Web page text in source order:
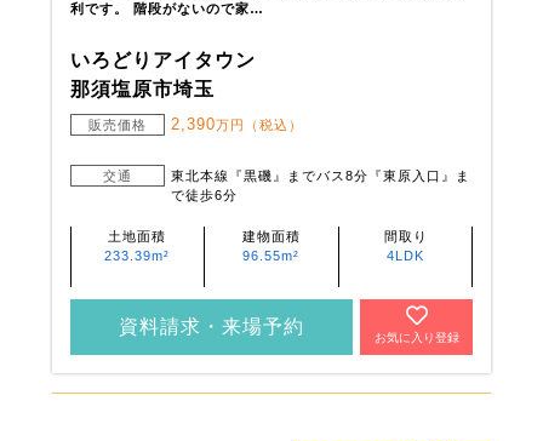
利です。 階段がないので家…
いろどりアイタウン
那須塩原市埼玉
販売価格 2,390万円（税込）
交通
東北本線『黒磯』までバス8分『東原入口』ま
で徒歩6分
土地面積
233.39m²
建物面積
96.55m²
間取り
4LDK
資料請求・来場予約
お気に入り登録